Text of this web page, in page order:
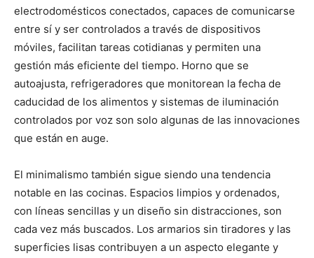
electrodomésticos conectados, capaces de comunicarse
entre sí y ser controlados a través de dispositivos
móviles, facilitan tareas cotidianas y permiten una
gestión más eficiente del tiempo. Horno que se
autoajusta, refrigeradores que monitorean la fecha de
caducidad de los alimentos y sistemas de iluminación
controlados por voz son solo algunas de las innovaciones
que están en auge.
El minimalismo también sigue siendo una tendencia
notable en las cocinas. Espacios limpios y ordenados,
con líneas sencillas y un diseño sin distracciones, son
cada vez más buscados. Los armarios sin tiradores y las
superficies lisas contribuyen a un aspecto elegante y